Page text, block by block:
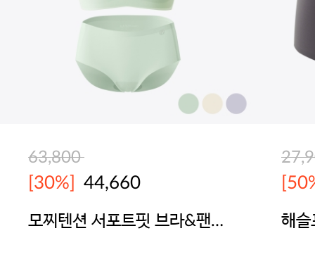
63,800
[30%] 44,660
모찌텐션 서포트핏 브라&팬
해슬